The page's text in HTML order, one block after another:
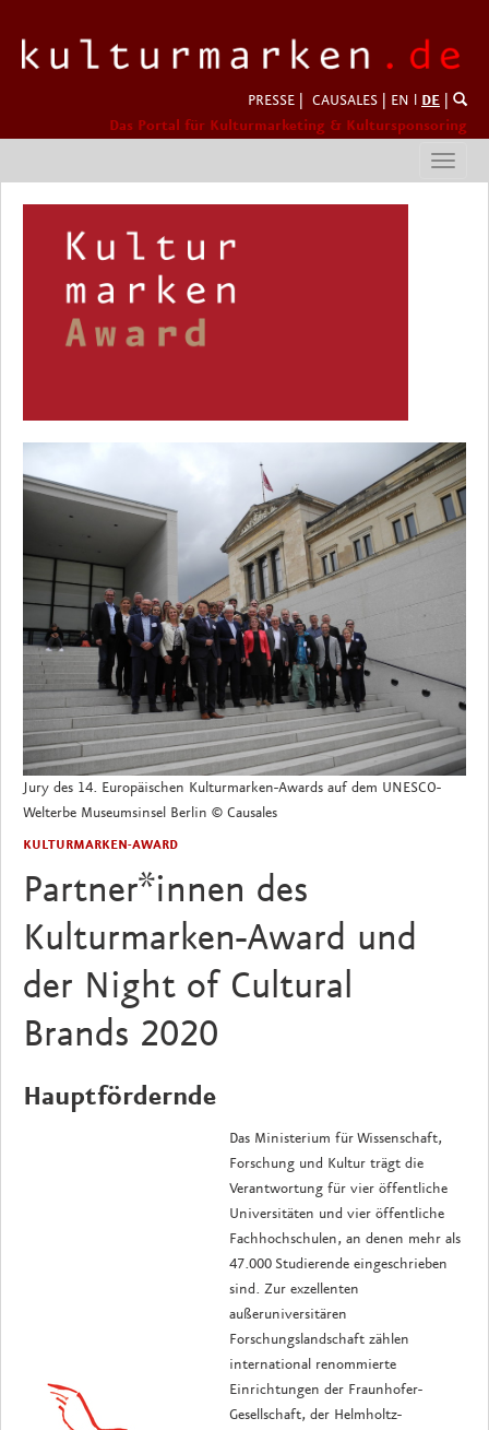
PRESSE CAUSALES EN DE
Das Portal für Kulturmarketing & Kultursponsoring
Jury des 14. Europäischen Kulturmarken-Awards auf dem UNESCO-
Welterbe Museumsinsel Berlin © Causales
KULTURMARKEN-AWARD
Partner*innen des
Kulturmarken-Award und
der Night of Cultural
Brands 2020
Hauptfördernde
Das Ministerium für Wissenschaft,
Forschung und Kultur trägt die
Verantwortung für vier öffentliche
Universitäten und vier öffentliche
Fachhochschulen, an denen mehr als
47.000 Studierende eingeschrieben
sind. Zur exzellenten
außeruniversitären
Forschungslandschaft zählen
international renommierte
Einrichtungen der Fraunhofer-
Gesellschaft, der Helmholtz-